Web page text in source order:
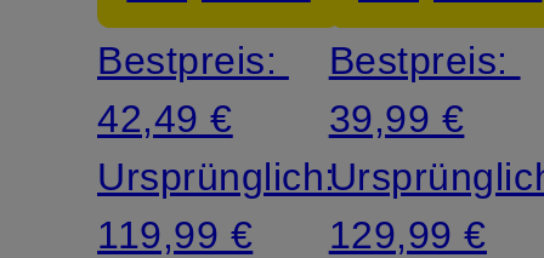
Bestpreis:
42,49 €
Ursprünglich:
119,99 €
Bestpreis:
39,99 €
129,99 €